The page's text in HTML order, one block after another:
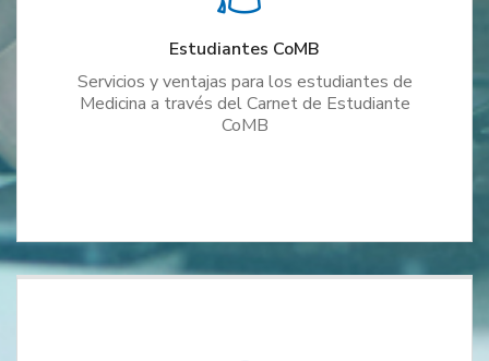
Estudiantes CoMB
Servicios y ventajas para los estudiantes de
Medicina a través del Carnet de Estudiante
CoMB